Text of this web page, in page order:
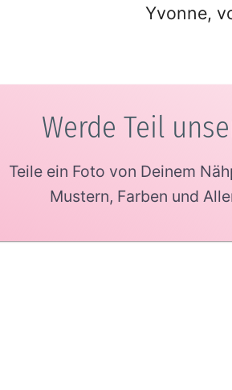
Yvonne,
Werde Teil
Teile ein Foto von Deinem
Mustern, Farben und